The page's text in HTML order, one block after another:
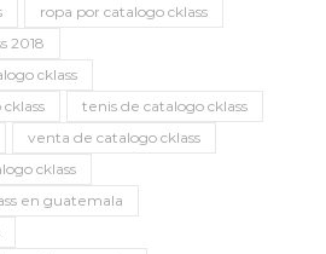
ropa por catalogo cklass
2018
cklass
tenis de catalogo cklass
venta de catalogo cklass
cklass
en guatemala